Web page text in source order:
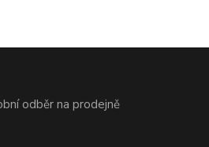
odběr na prodejně